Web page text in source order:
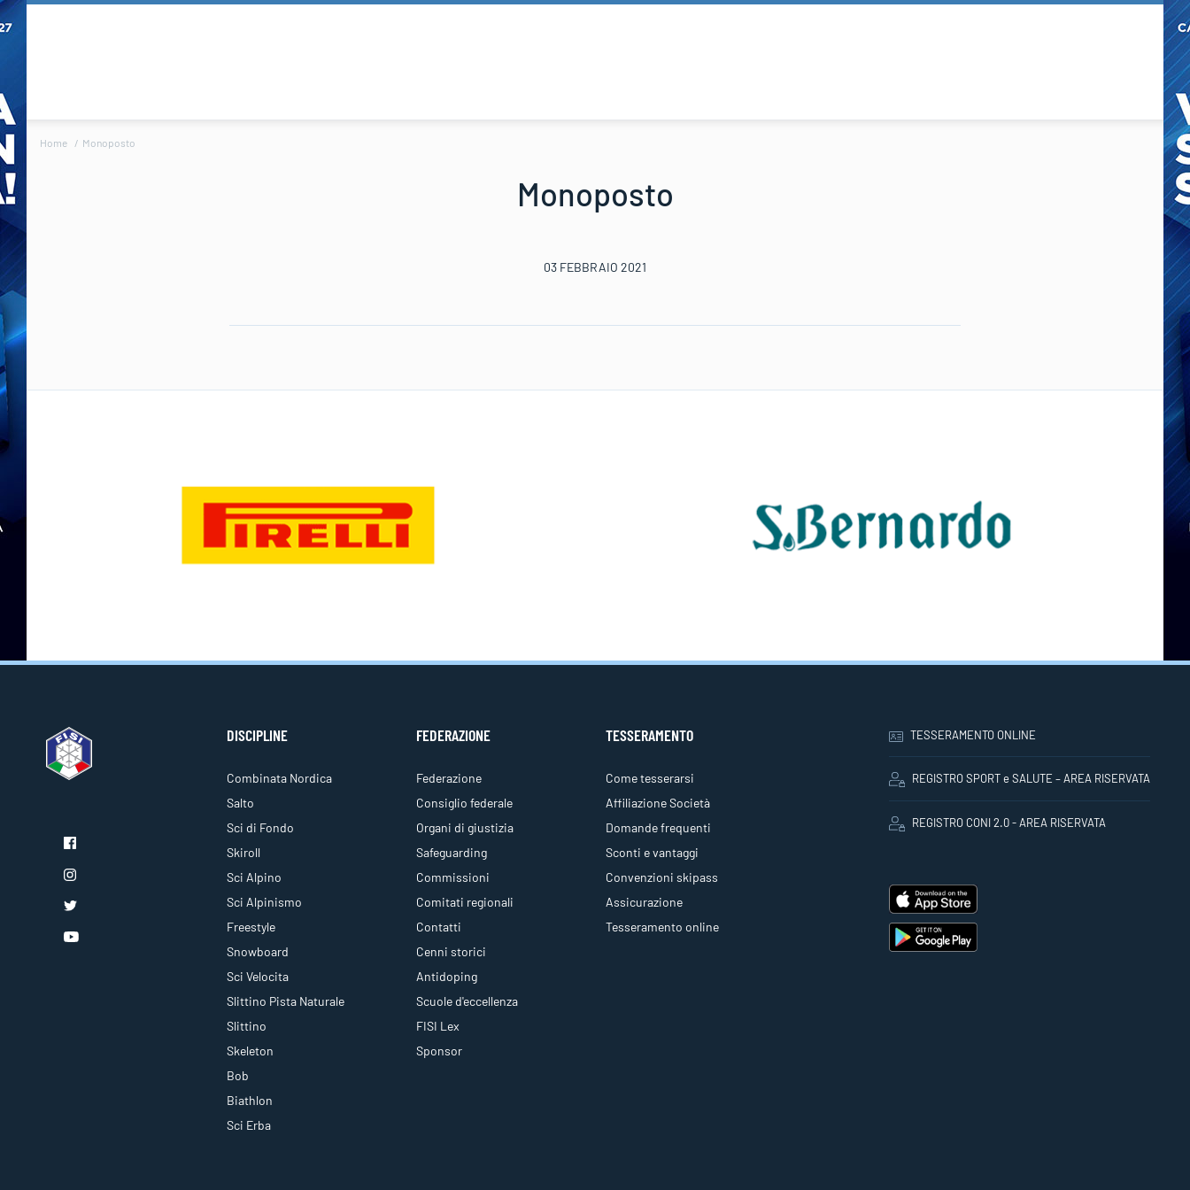
Home Monoposto
Monoposto
03 FEBBRAIO 2021
DISCIPLINE
Combinata Nordica
Salto
Sci di Fondo
Skiroll
Sci Alpino
Sci Alpinismo
Freestyle
Snowboard
Sci Velocita
Slittino Pista Naturale
Slittino
Skeleton
Bob
Biathlon
Sci Erba
FEDERAZIONE
Federazione
Consiglio federale
Organi di giustizia
Safeguarding
Commissioni
Comitati regionali
Contatti
Cenni storici
Antidoping
Scuole d'eccellenza
FISI Lex
Sponsor
TESSERAMENTO
Come tesserarsi
Affiliazione Società
Domande frequenti
Sconti e vantaggi
Convenzioni skipass
Assicurazione
Tesseramento online
TESSERAMENTO ONLINE
REGISTRO SPORT e SALUTE – AREA RISERVATA
REGISTRO CONI 2.0 - AREA RISERVATA